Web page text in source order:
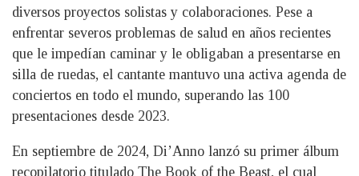
diversos proyectos solistas y colaboraciones. Pese a
enfrentar severos problemas de salud en años recientes
que le impedían caminar y le obligaban a presentarse en
silla de ruedas, el cantante mantuvo una activa agenda de
conciertos en todo el mundo, superando las 100
presentaciones desde 2023.
En septiembre de 2024, Di’Anno lanzó su primer álbum
recopilatorio titulado The Book of the Beast, el cual